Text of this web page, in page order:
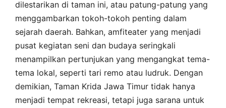
dilestarikan di taman ini, atau patung-patung yang
menggambarkan tokoh-tokoh penting dalam
sejarah daerah. Bahkan, amfiteater yang menjadi
pusat kegiatan seni dan budaya seringkali
menampilkan pertunjukan yang mengangkat tema-
tema lokal, seperti tari remo atau ludruk. Dengan
demikian, Taman Krida Jawa Timur tidak hanya
menjadi tempat rekreasi, tetapi juga sarana untuk